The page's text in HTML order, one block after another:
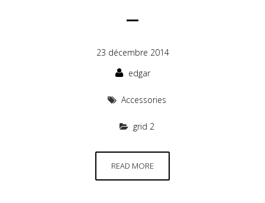
23 décembre 2014
edgar
Accessories
grid 2
READ MORE